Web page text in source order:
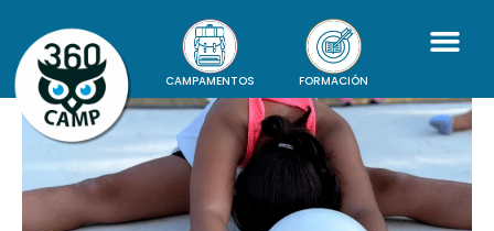
CAMPAMENTOS FORMACIÓN